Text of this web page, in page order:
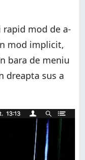
rapid mod de a-
mod implicit,
bara de meniu
dreapta sus a